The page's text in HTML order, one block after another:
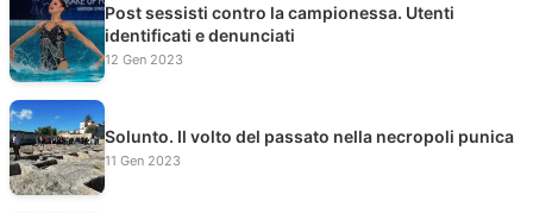
Post sessisti contro la campionessa. Utenti
identificati e denunciati
12 Gen 2023
Solunto. Il volto del passato nella necropoli punica
11 Gen 2023